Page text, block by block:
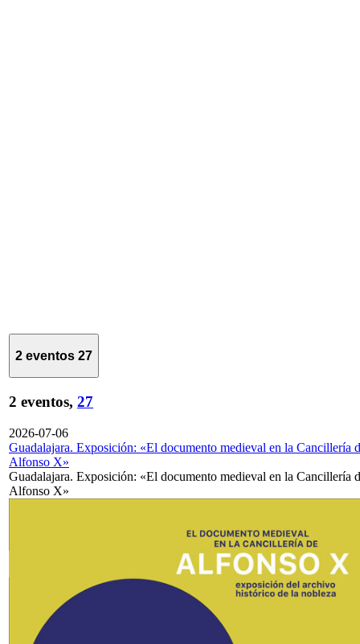
2 eventos 27
2 eventos, 27
2026-07-06
Guadalajara. Exposición: «El documento medieval en la Cancillería
Alfonso X»
Guadalajara. Exposición: «El documento medieval en la Cancillería
Alfonso X»